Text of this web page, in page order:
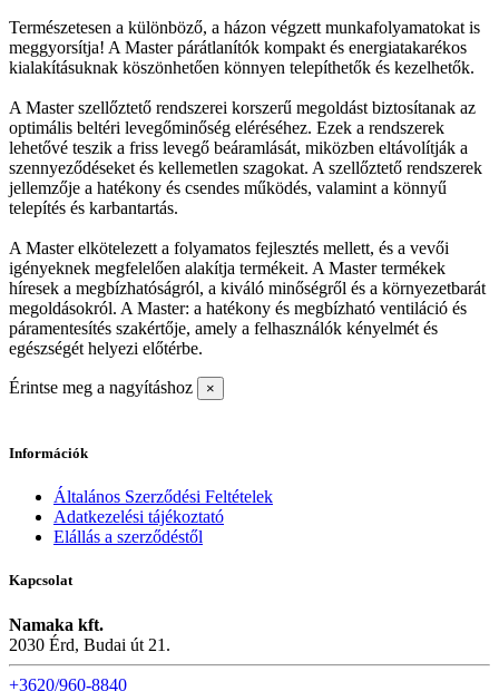
Természetesen a különböző, a házon végzett munkafolyamatokat is
meggyorsítja! A Master párátlanítók kompakt és energiatakarékos
kialakításuknak köszönhetően könnyen telepíthetők és kezelhetők.
A Master szellőztető rendszerei korszerű megoldást biztosítanak az
optimális beltéri levegőminőség eléréséhez. Ezek a rendszerek
lehetővé teszik a friss levegő beáramlását, miközben eltávolítják a
szennyeződéseket és kellemetlen szagokat. A szellőztető rendszerek
jellemzője a hatékony és csendes működés, valamint a könnyű
telepítés és karbantartás.
A Master elkötelezett a folyamatos fejlesztés mellett, és a vevői
igényeknek megfelelően alakítja termékeit. A Master termékek
híresek a megbízhatóságról, a kiváló minőségről és a környezetbarát
megoldásokról. A Master: a hatékony és megbízható ventiláció és
páramentesítés szakértője, amely a felhasználók kényelmét és
egészségét helyezi előtérbe.
Érintse meg a nagyításhoz ×
Információk
Általános Szerződési Feltételek
Adatkezelési tájékoztató
Elállás a szerződéstől
Kapcsolat
Namaka kft.
2030 Érd, Budai út 21.
+3620/960-8840